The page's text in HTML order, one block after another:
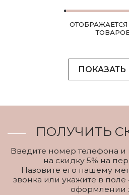
ОТОБРАЖАЕТСЯ
ПОЛУЧИТЬ
Введите номер телефона и
на скидку 5% на
Назовите его нашему
звонка или укажите в
оформлении